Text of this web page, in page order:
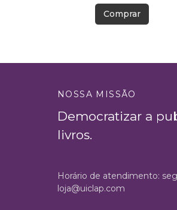
Comprar
NOSSA MISSÃO
Democratizar a
livros.
Horário de atendimento:
loja@uiclap.com